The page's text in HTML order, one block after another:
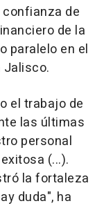
de
de la
paralelo en el
Jalisco.
el trabajo de
las últimas
personal
(...).
la fortaleza
duda", ha